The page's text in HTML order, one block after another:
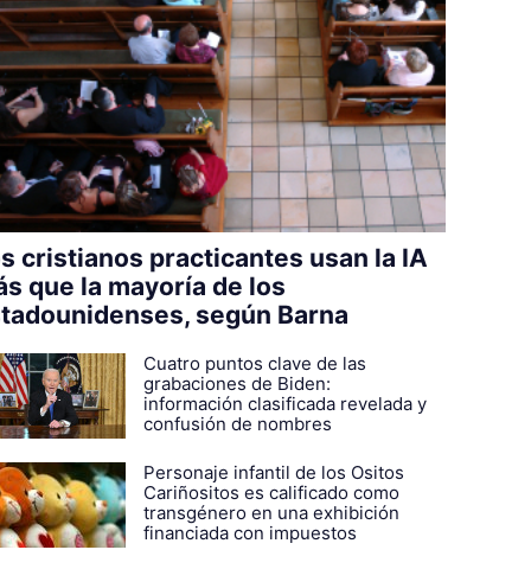
cristianos practicantes usan la IA
que la mayoría de los
según Barna
Cuatro puntos clave de las
grabaciones de Biden:
información clasificada revelada y
confusión de nombres
Personaje infantil de los Ositos
Cariñositos es calificado como
transgénero en una exhibición
financiada con impuestos